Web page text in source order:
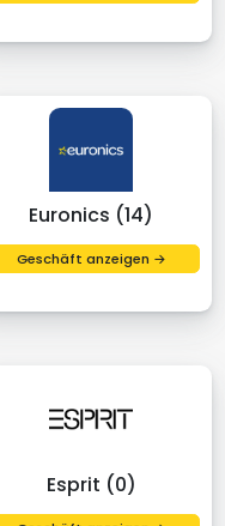
Euronics (14)
Geschäft anzeigen →
Esprit (0)